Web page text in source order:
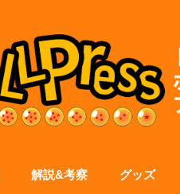
解説&考察 グッズ